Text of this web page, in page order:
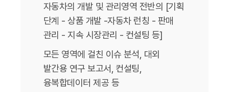
자동차의 개발 및 관리영역 전반의 [기획
단계 - 상품 개발 -자동차 런칭 - 판매
관리 - 지속 시장관리 - 컨설팅 등]
모든 영역에 걸친 이슈 분석, 대외
발간용 연구 보고서, 컨설팅,
융복합데이터 제공 등